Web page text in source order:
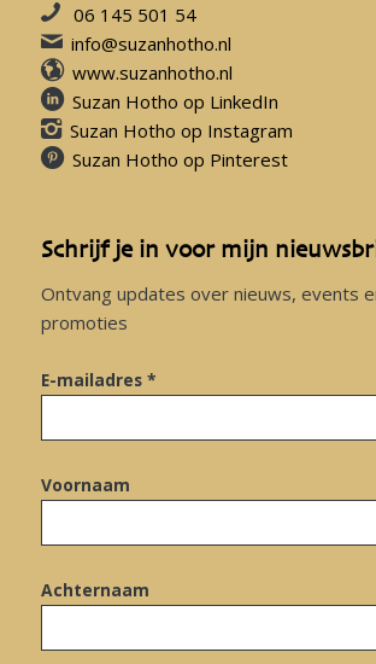
06 145 501 54
info@suzanhotho.nl
www.suzanhotho.nl
Suzan Hotho op LinkedIn
Suzan Hotho op Instagram
Suzan Hotho op Pinterest
Schrijf je in voor mijn
Ontvang updates over nieuws, events
promoties
E-mailadres *
Voornaam
Achternaam